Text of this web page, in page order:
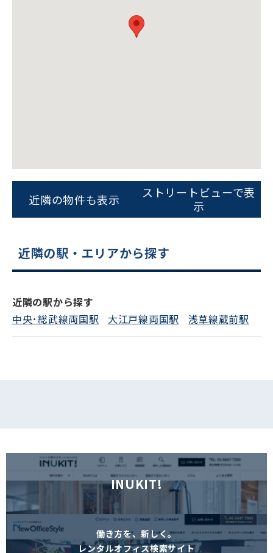
をお伝えいただくと
スムーズにご案内できます
0120-620-213
電話でお問い合わせ
近隣の物件も表示
ストリートビューで表
示
近隣の駅・エリアから探す
近隣の駅から探す
中央･総武線両国駅
大江戸線両国駅 浅草線蔵前駅
INUKIT!
働き方を、新しく。
レンタルオフィス検索サイト